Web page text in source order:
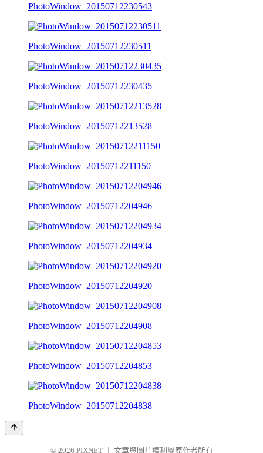
PhotoWindow_20150712230543
PhotoWindow_20150712230511
PhotoWindow_20150712230435
PhotoWindow_20150712213528
PhotoWindow_20150712211150
PhotoWindow_20150712204946
PhotoWindow_20150712204934
PhotoWindow_20150712204920
PhotoWindow_20150712204908
PhotoWindow_20150712204853
PhotoWindow_20150712204838
© 2026 PIXNET 文章與圖片權利屬原作者所有